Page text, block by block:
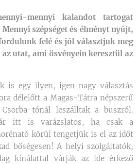
mennyi kalandot tartogat
szépséget és élményt nyújt,
felé és jól választjuk meg
az utat, ami ösvényein keresztül az
is egy ilyen, igen nagy választás
délelőtt a Magas-Tátra népszerű
Csorba-tónál leszálltak a buszról.
itt is varázslatos, ha csak a
körül tengetjük is el az időt
bőségesen! A helyi szolgáltatók,
kínálattal várják az ide érkező